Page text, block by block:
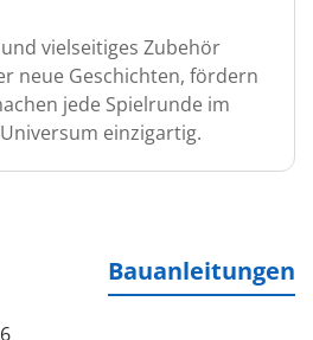
vielseitiges Zubehör
neue Geschichten, fördern
jede Spielrunde im
Universum einzigartig.
Bauanleitungen